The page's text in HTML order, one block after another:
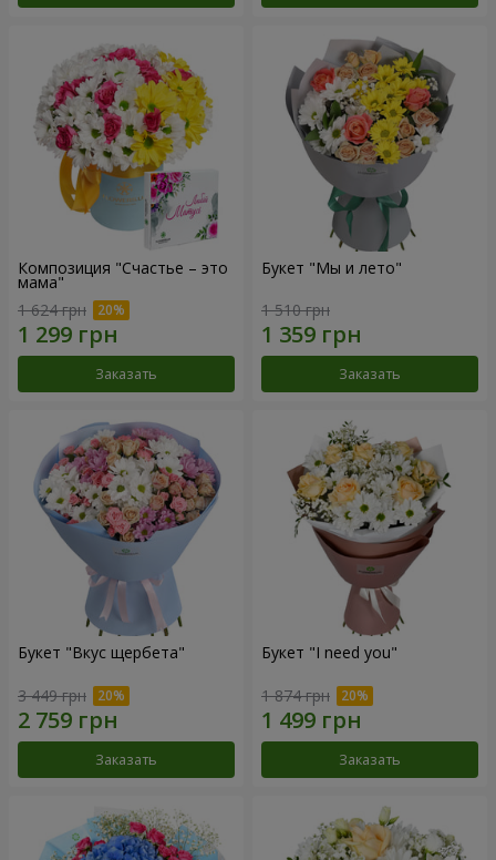
Композиция "Счастье – это
мама"
1 624 грн
Заказать
Букет "Мы и лето"
1 510 грн
Заказать
Букет "Вкус щербета"
3 449 грн
Заказать
Букет "I need you"
1 874 грн
Заказать